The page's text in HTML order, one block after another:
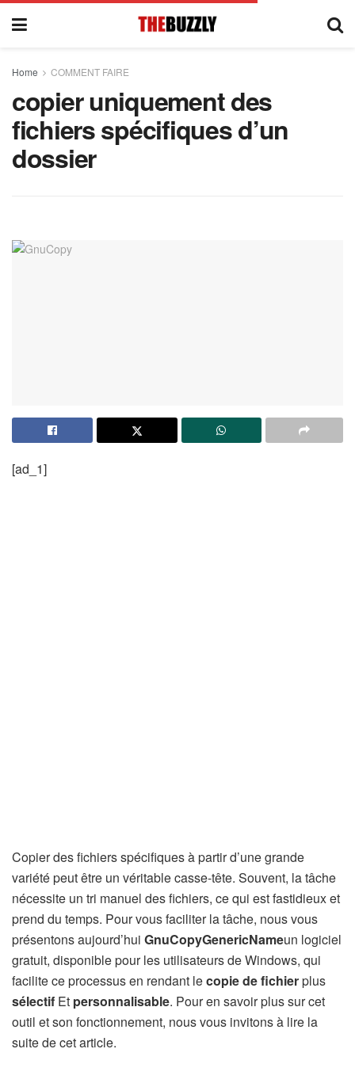
Home COMMENT FAIRE
copier uniquement des
fichiers spécifiques d’un
dossier
[ad_1]
Copier des fichiers spécifiques à partir d’une grande
variété peut être un véritable casse-tête. Souvent, la tâche
nécessite un tri manuel des fichiers, ce qui est fastidieux et
prend du temps. Pour vous faciliter la tâche, nous vous
présentons aujourd’hui GnuCopyGenericNameun logiciel
gratuit, disponible pour les utilisateurs de Windows, qui
facilite ce processus en rendant lecopie de fichierplus
sélectif Et personnalisable. Pour en savoir plus sur cet
outil et son fonctionnement, nous vous invitons à lire la
suite de cet article.